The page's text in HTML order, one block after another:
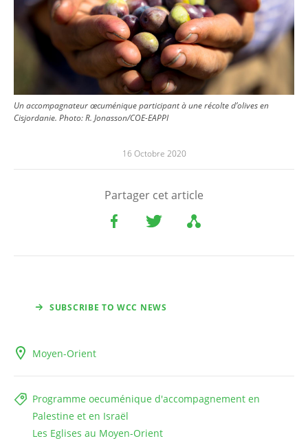
Un accompagnateur œcuménique participant à une récolte d’olives en
Cisjordanie. Photo: R. Jonasson/COE-EAPPI
16 Octobre 2020
Partager cet article
SUBSCRIBE TO WCC NEWS
Moyen-Orient
Programme oecuménique d'accompagnement en
Palestine et en Israël
Les Eglises au Moyen-Orient